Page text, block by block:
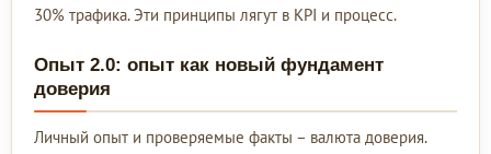
30% трафика. Эти принципы лягут в KPI и процесс.
Опыт 2.0: опыт как новый фундамент
доверия
Личный опыт и проверяемые факты – валюта доверия.